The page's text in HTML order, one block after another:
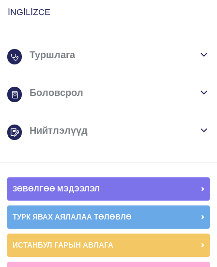
İNGİLİZCE
Туршлага
Боловсрол
Нийтлэлүүд
ЗӨВӨЛГӨӨ МЭДЭЭЛЭЛ
ТУРК ЯВАХ АЯЛАЛАА ТӨЛӨВЛӨ
ИСТАНБУЛ ГАРЫН АВЛАГА